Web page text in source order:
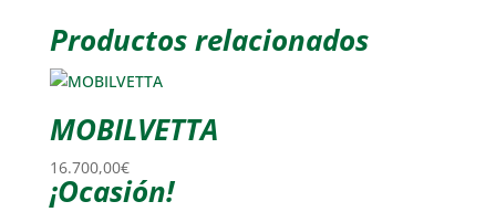
Productos relacionados
MOBILVETTA
16.700,00€
¡Ocasión!